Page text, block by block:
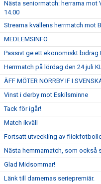
Nästa seniormatch: herrarna mot
14.00
Streama kvällens herrmatch mot
MEDLEMSINFO
Passivt ge ett ekonomiskt bidrag
Herrmatch på lördag den 24 juli
ÄFF MÖTER NORRBY IF I
Vinst i derby mot Eskilsminne
Tack för igår!
Match ikväll
Fortsatt utveckling av
Nästa hemmamatch, som också
Glad Midsommar!
Länk till damernas seriepremiär.